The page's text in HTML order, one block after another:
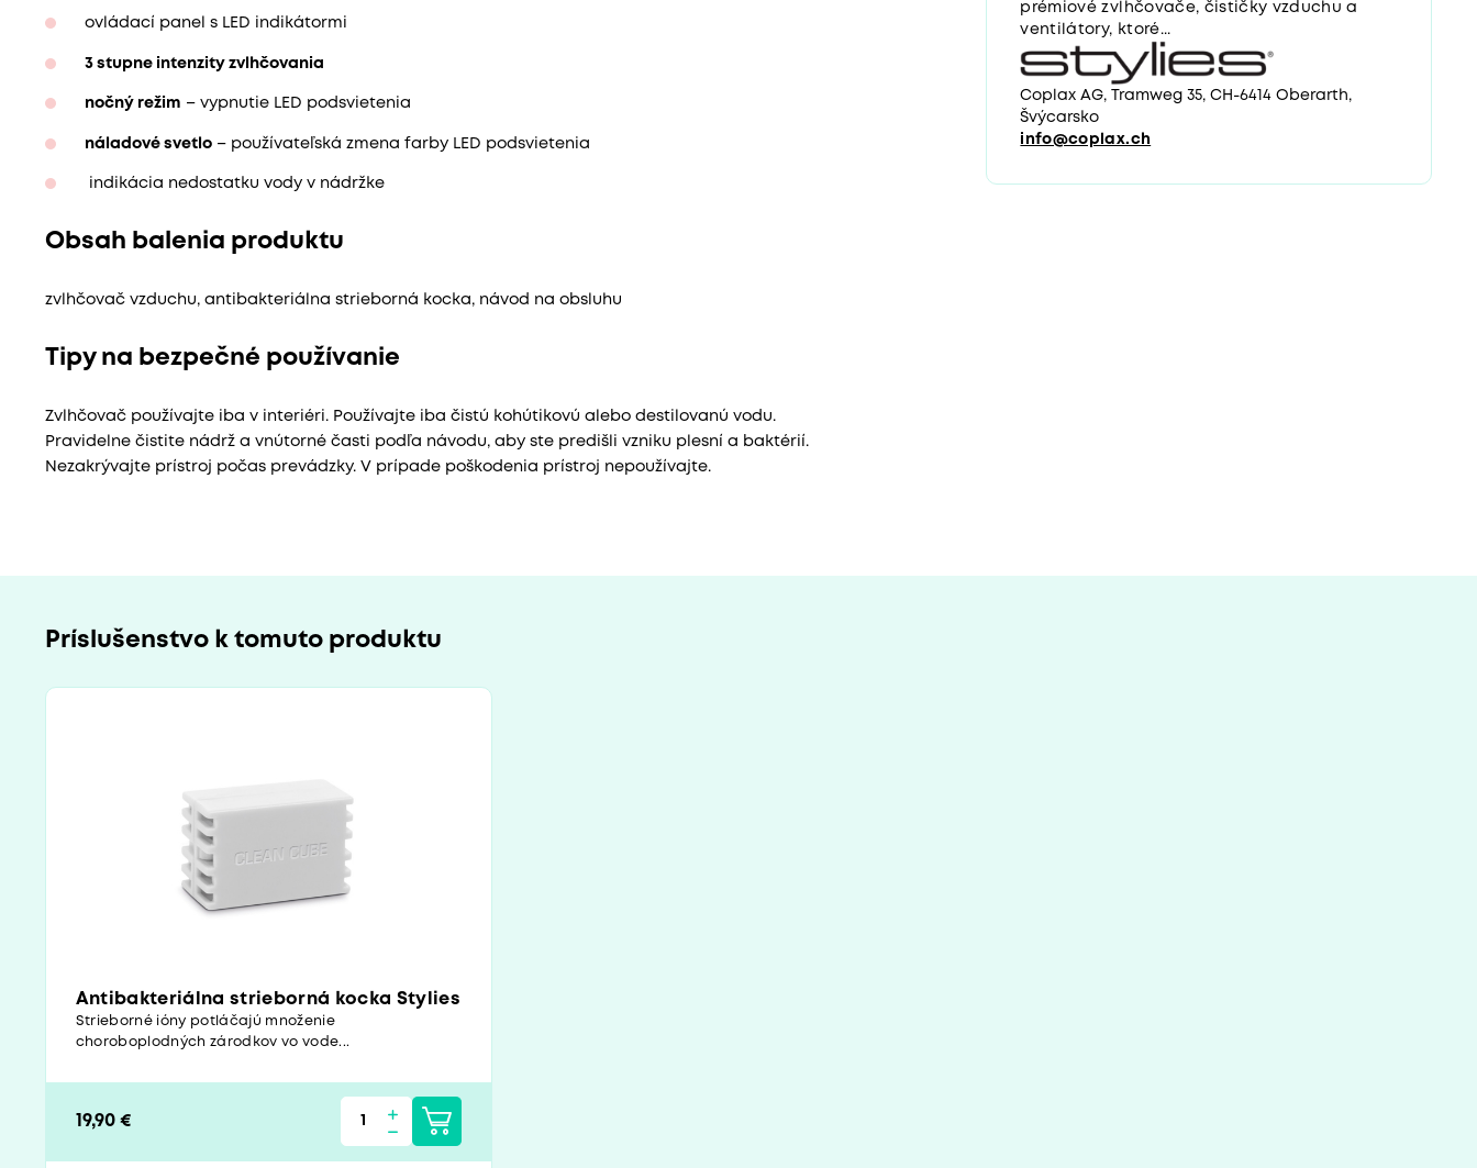
ovládací panel s LED indikátormi
3 stupne intenzity zvlhčovania
nočný režim – vypnutie LED podsvietenia
náladové svetlo– používateľská zmena farby LED podsvietenia
indikácia nedostatku vody v nádržke
Obsah balenia produktu
zvlhčovač vzduchu, antibakteriálna strieborná kocka, návod na obsluhu
Tipy na bezpečné používanie
Zvlhčovač používajte iba v interiéri. Používajte iba čistú kohútikovú alebo destilovanú vodu.
Pravidelne čistite nádrž a vnútorné časti podľa návodu, aby ste predišli vzniku plesní a baktérií.
Nezakrývajte prístroj počas prevádzky. V prípade poškodenia prístroj nepoužívajte.
prémiové zvlhčovače, čističky vzduchu a
ventilátory, ktoré...
Coplax AG, Tramweg 35, CH-6414 Oberarth,
Švýcarsko
info@coplax.ch
Príslušenstvo k tomuto produktu
Antibakteriálna strieborná kocka Stylies
Strieborné ióny potláčajú množenie
choroboplodných zárodkov vo vode...
19,90 €